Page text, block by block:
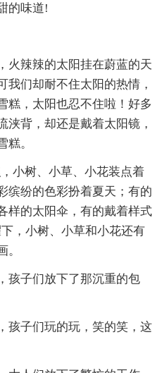
的味道!
火辣辣的太阳挂在蔚蓝的天
我们却耐不住太阳的热情，
糕，太阳也忍不住啦！好多
浃背，却还是戴着太阳镜，
糕。
小树、小草、小花装点着
缤纷的色彩扮着夏天；有的
样的太阳伞，有的戴着样式
，小树、小草和小花还有
。
孩子们放下了那沉重的包
孩子们玩的玩，笑的笑，这